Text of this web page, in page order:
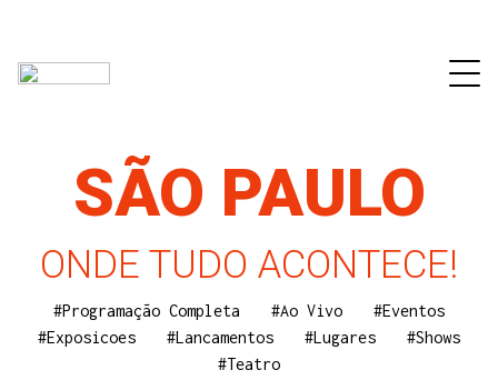
SÃO PAULO
ONDE TUDO ACONTECE!
#Programação Completa #Ao Vivo
#Eventos
#Exposicoes
#Lancamentos #Lugares
#Shows
#Teatro